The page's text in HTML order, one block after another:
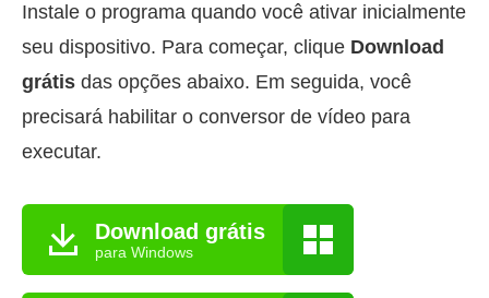
Instale o programa quando você ativar inicialmente
seu dispositivo. Para começar, clique Download
grátis das opções abaixo. Em seguida, você
precisará habilitar o conversor de vídeo para
executar.
Download grátis
para Windows